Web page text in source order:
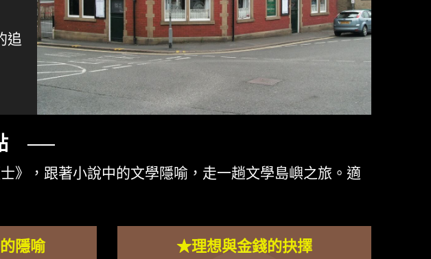
追
──
》，跟著小說中的文學隱喻，走一趟文學島嶼之旅。適
隱喻 ★理想與金錢的抉擇